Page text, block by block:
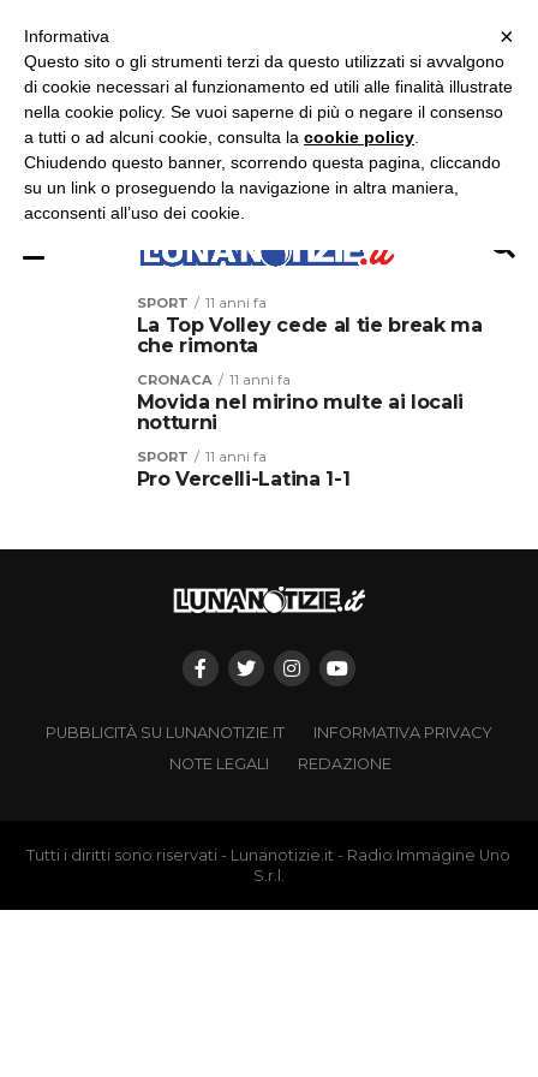
ASCOLTA RADIO LUNA
SPORT 11 anni fa
La Top Volley cede al tie break ma
che rimonta
CRONACA 11 anni fa
Movida nel mirino multe ai locali
notturni
SPORT 11 anni fa
Pro Vercelli-Latina 1-1
PUBBLICITÀ SU LUNANOTIZIE.IT
INFORMATIVA PRIVACY
NOTE LEGALI
REDAZIONE
Tutti i diritti sono riservati - Lunanotizie.it - Radio Immagine Uno
S.r.l.
×
×
Informativa
Questo sito o gli strumenti terzi da questo utilizzati si avvalgono
di cookie necessari al funzionamento ed utili alle finalità illustrate
nella cookie policy. Se vuoi saperne di più o negare il consenso
a tutti o ad alcuni cookie, consulta la cookie policy
Chiudendo questo banner, scorrendo questa pagina, cliccando
su un link o proseguendo la navigazione in altra maniera,
acconsenti all’uso dei cookie.